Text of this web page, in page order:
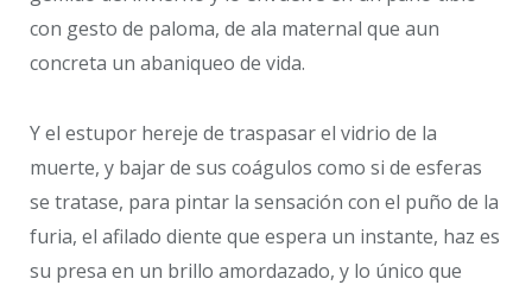
con gesto de paloma, de ala maternal que aun
concreta un abaniqueo de vida.
Y el estupor hereje de traspasar el vidrio de la
muerte, y bajar de sus coágulos como si de esferas
se tratase, para pintar la sensación con el puño de la
furia, el afilado diente que espera un instante, haz es
su presa en un brillo amordazado, y lo único que